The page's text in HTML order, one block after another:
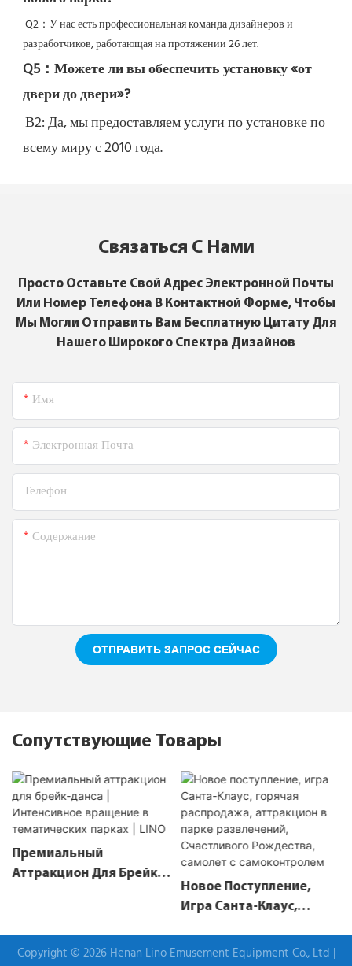
Q2： У нас есть профессиональная команда дизайнеров и
разработчиков, работающая на протяжении 26 лет.
Q5： Можете ли вы обеспечить установку «от
двери до двери»?
В2: Да, мы предоставляем услуги по установке по
всему миру с 2010 года.
Связаться С Нами
Просто Оставьте Свой Адрес Электронной Почты
Или Номер Телефона В Контактной Форме, Чтобы
Мы Могли Отправить Вам Бесплатную Цитату Для
Нашего Широкого Спектра Дизайнов
Имя
Электронная Почта
Телефон
Содержание
ОТПРАВИТЬ ЗАПРОС СЕЙЧАС
Сопутствующие Товары
Премиальный
Аттракцион Для Брейк-
Тематических Парках |
LINO
Новое Поступление,
Игра Санта-Клаус,
Аттракцион В Парке
Copyright © 2026 Henan Lino Emusement Equipment Co., Ltd |